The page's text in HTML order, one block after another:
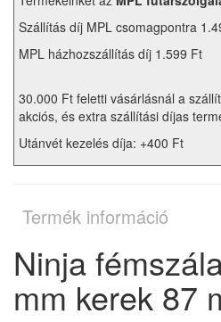
Szállítás díj MPL csomagpontra
MPL házhozszállítás díj 1.599 Ft
30.000 Ft feletti vásárlásnál a
akciós, és extra szállítási díjas
Utánvét kezelés díja: +400 Ft
Termék információ
Ninja
mm kerek 87